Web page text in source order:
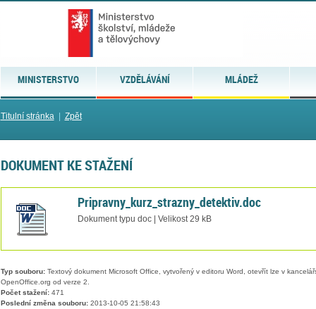
MINISTERSTVO VZDĚLÁVÁNÍ MLÁDEŽ
Titulní stránka| Zpět
DOKUMENT KE STAŽENÍ
Pripravny_kurz_strazny_detektiv.doc
Dokument typu doc | Velikost 29 kB
Typ souboru:Textový dokument Microsoft Office, vytvořený v editoru Word, otevřít lze v
OpenOffice.org od verze 2.
Počet stažení:471
Poslední změna souboru:2013-10-05 21:58:43